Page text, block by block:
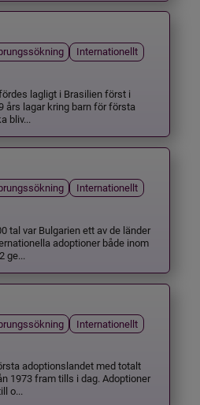
Internationellt
lagligt i Brasilien först i
års lagar kring barn för första
bliv...
Internationellt
tal var Bulgarien ett av de länder
adoptioner både inom
ge...
Internationellt
adoptionslandet med totalt
1973 fram tills i dag. Adoptioner
o...